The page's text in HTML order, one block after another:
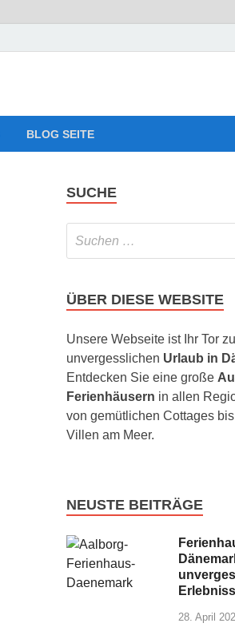
BLOG SEITE
SUCHE
ÜBER DIESE WEBSITE
Unsere Webseite ist Ihr Tor
unvergesslichen Urlaub in
Entdecken Sie eine große
Ferienhäusern in allen
von gemütlichen Cottages
Villen am Meer.
NEUSTE BEITRÄGE
28. April